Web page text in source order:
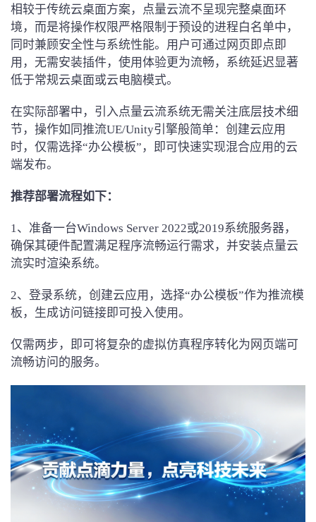
相较于传统云桌面方案，点量云流不呈现完整桌面环
境，而是将操作权限严格限制于预设的进程白名单中，
同时兼顾安全性与系统性能。用户可通过网页即点即
用，无需安装插件，使用体验更为流畅，系统延迟显著
低于常规云桌面或云电脑模式。
在实际部署中，引入点量云流系统无需关注底层技术细
节，操作如同推流UE/Unity引擎般简单：创建云应用
时，仅需选择“办公模板”，即可快速实现混合应用的云
端发布。
推荐部署流程如下：
1、准备一台Windows Server 2022或2019系统服务器，
确保其硬件配置满足程序流畅运行需求，并安装点量云
流实时渲染系统。
2、登录系统，创建云应用，选择“办公模板”作为推流模
板，生成访问链接即可投入使用。
仅需两步，即可将复杂的虚拟仿真程序转化为网页端可
流畅访问的服务。